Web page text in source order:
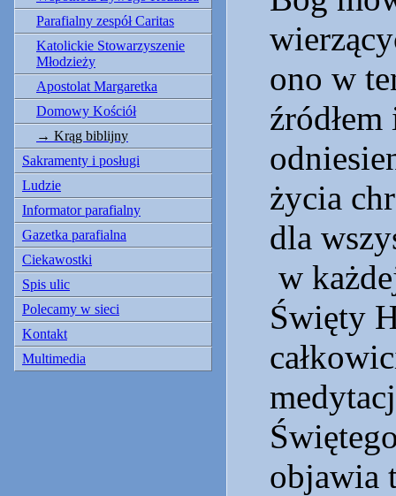
Parafialny zespół Caritas
Katolickie Stowarzyszenie
Młodzieży
Apostolat Margaretka
Domowy Kościół
Krąg biblijny
Sakramenty i posługi
Ludzie
Informator parafialny
Gazetka parafialna
Ciekawostki
Spis ulic
Polecamy w sieci
Kontakt
Multimedia
ono w
życia
dla
w
Święty
objawia